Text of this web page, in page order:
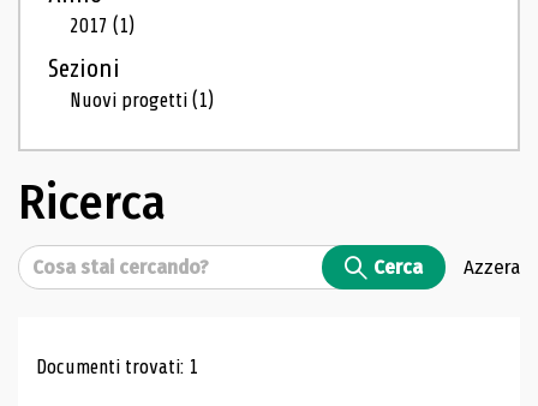
2017(1)
Sezioni
Nuovi progetti(1)
Ricerca
Cerca Cerca Azzera
Risultati di ricerca
Documenti trovati: 1